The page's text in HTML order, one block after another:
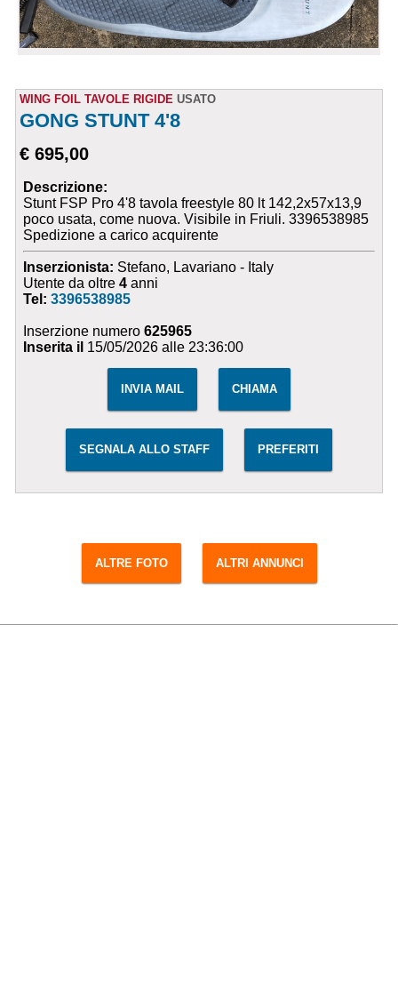
WING FOIL TAVOLE RIGIDE USATO
GONG STUNT 4'8
€ 695,00
Descrizione:
Stunt FSP Pro 4'8 tavola freestyle 80 lt 142,2x57x13,9
poco usata, come nuova. Visibile in Friuli. 3396538985
Spedizione a carico acquirente
Inserzionista: Stefano, Lavariano - Italy
Utente da oltre4 anni
Tel:3396538985
Inserzione numero625965
Inserita il 15/05/2026 alle 23:36:00
INVIA MAIL CHIAMA
SEGNALA ALLO STAFF PREFERITI
ALTRE FOTO ALTRI ANNUNCI